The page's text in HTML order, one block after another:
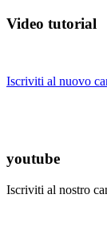
Video tutorial
Iscriviti al nuovo
youtube
Iscriviti al nostro